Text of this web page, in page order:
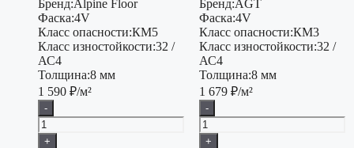
Бренд:Alpine Floor
Фаска:4V
Класс опасности:КМ5
Класс изностойкости:32 /
АС4
Толщина:8 мм
1 590 ₽/м²
-
+
Бренд:AGT
Фаска:4V
Класс опасности:КМ3
Класс изностойкости:32 /
АС4
Толщина:8 мм
1 679 ₽/м²
-
+